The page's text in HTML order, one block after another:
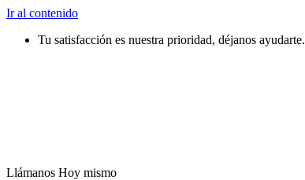
Ir al contenido
Tu satisfacción es nuestra prioridad, déjanos ayudarte.
Llámanos Hoy mismo